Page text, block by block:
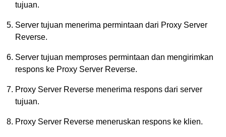
tujuan.
Server tujuan menerima permintaan dari Proxy Server
Reverse.
Server tujuan memproses permintaan dan mengirimkan
respons ke Proxy Server Reverse.
Proxy Server Reverse menerima respons dari server
tujuan.
Proxy Server Reverse meneruskan respons ke klien.